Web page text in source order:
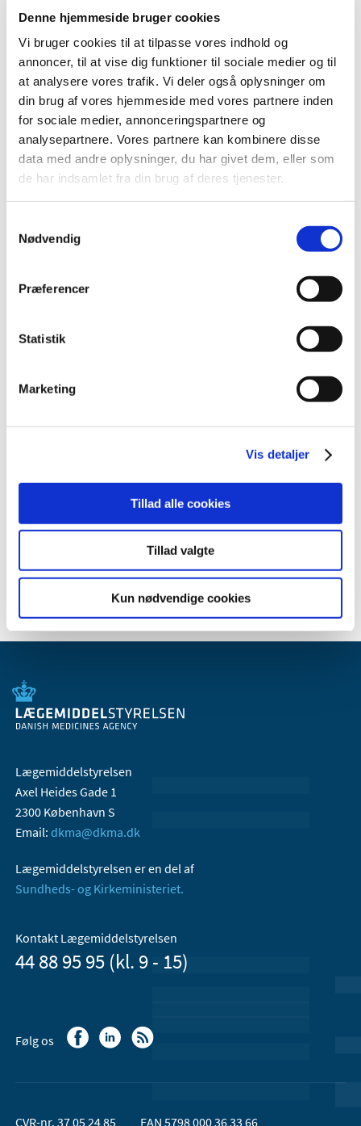
Denne hjemmeside bruger cookies
Vi bruger cookies til at tilpasse vores indhold og
annoncer, til at vise dig funktioner til sociale medier og til
at analysere vores trafik. Vi deler også oplysninger om
din brug af vores hjemmeside med vores partnere inden
for sociale medier, annonceringspartnere og
analysepartnere. Vores partnere kan kombinere disse
data med andre oplysninger, du har givet dem, eller som
de har indsamlet fra din brug af deres tjenester.
Nødvendig
Præferencer
Statistik
Marketing
Vis detaljer
Tillad alle cookies
Tillad valgte
Kun nødvendige cookies
2020 (263)
2019 (159)
2018 (150)
2017 (167)
2016 (167)
2015 (33)
december (4)
november (4)
august (2)
maj (2)
januar (3)
2013 (49)
2009 (14)
2007 (3)
2005 (2)
Lægemiddelstyrelsen
Axel Heides Gade 1
2300 København S
Email: dkma@dkma.dk
Lægemiddelstyrelsen er en del af
Sundheds- og Kirkeministeriet.
Kontakt Lægemiddelstyrelsen
44 88 95 95 (kl. 9 - 15)
Følg os
CVR-nr. 37 05 24 85 EAN 5798 000 36 33 66